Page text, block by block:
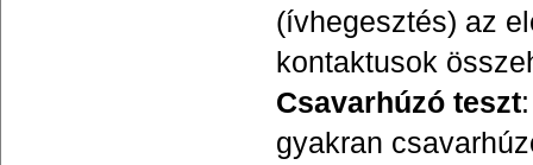
(ívhegesztés) az
kontaktusok
Csavarhúzó teszt
gyakran